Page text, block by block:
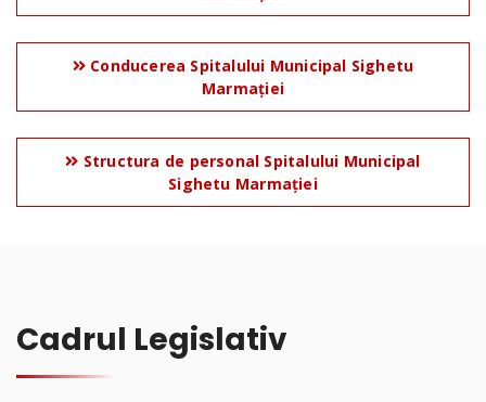
Conducerea Spitalului Municipal Sighetu
Marmației
Structura de personal Spitalului Municipal
Sighetu Marmației
Cadrul Legislativ